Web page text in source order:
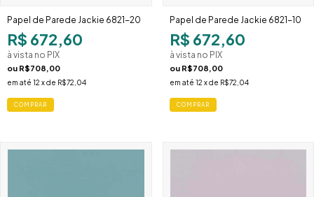
Papel de Parede Jackie 6821-20
R$ 672,60
à vista no PIX
ou R$708,00
em até 12 x de R$72,04
Papel de Parede Jackie 6821-10
R$ 672,60
à vista no PIX
ou R$708,00
em até 12 x de R$72,04